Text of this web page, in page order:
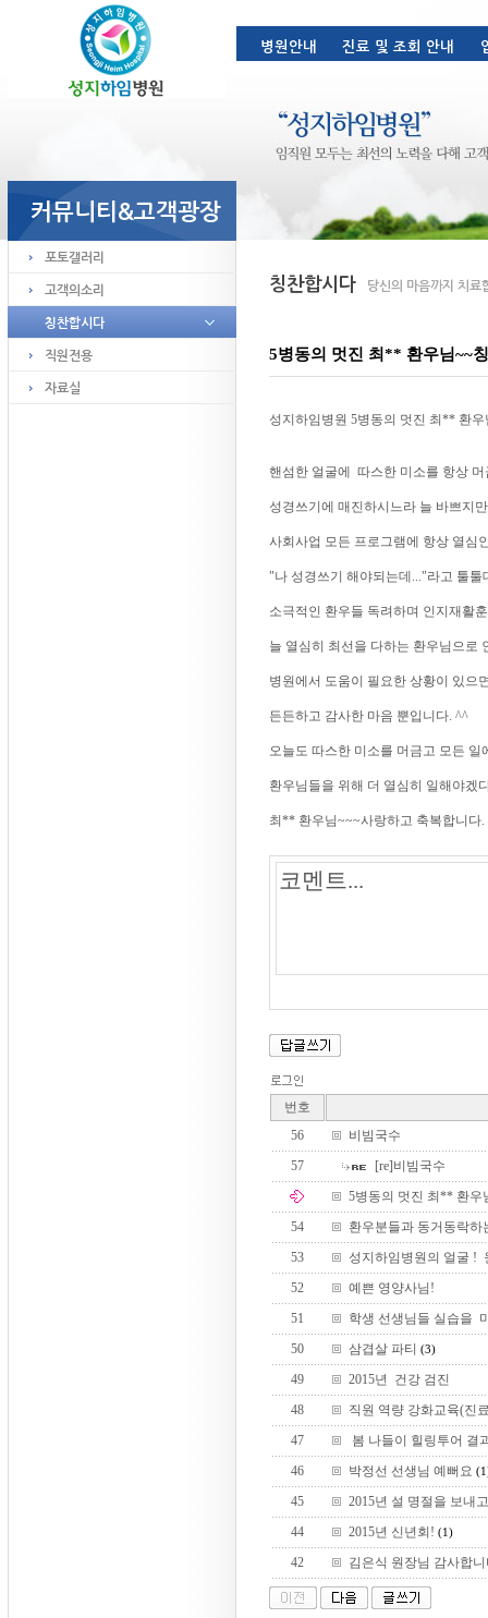
5병동의 멋진 최** 환우님~~
성지하임병원 5병동의 멋진 최** 환
핸섬한 얼굴에 따스한 미소를 항상
성경쓰기에 매진하시느라 늘 바쁘지
사회사업 모든 프로그램에 항상 열심
"나 성경쓰기 해야되는데..."라고 툴툴
소극적인 환우들 독려하며 인지재활
늘 열심히 최선을 다하는 환우님으로
병원에서 도움이 필요한 상황이 있으
든든하고 감사한 마음 뿐입니다. ^^
오늘도 따스한 미소를 머금고 모든
환우님들을 위해 더 열심히 일해야겠
최** 환우님~~~사랑하고 축복합니다
번호
56
비빔국수
57
[re]비빔국수
5병동의 멋진 최** 환우
54
환우분들과 동거동락
53
성지하임병원의 얼굴 !
52
예쁜 영양사님!
51
학생 선생님들 실습을
50
삼겹살 파티 (3)
49
2015년 건강 검진
48
직원 역량 강화교육(진
47
봄 나들이 힐링투어 결
46
박정선 선생님 예뻐요
45
2015년 설 명절을 보내
44
2015년 신년회! (1)
42 김은식 원장님 감사합